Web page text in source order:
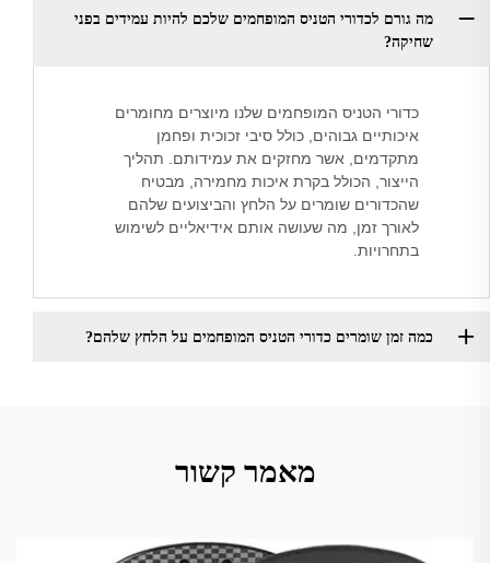
מה גורם לכדורי הטניס המופחמים שלכם להיות עמידים בפני
שחיקה?
כדורי הטניס המופחמים שלנו מיוצרים מחומרים
איכותיים גבוהים, כולל סיבי זכוכית ופחמן
מתקדמים, אשר מחזקים את עמידותם. תהליך
הייצור, הכולל בקרת איכות מחמירה, מבטיח
שהכדורים שומרים על הלחץ והביצועים שלהם
לאורך זמן, מה שעושה אותם אידיאליים לשימוש
בתחרויות.
כמה זמן שומרים כדורי הטניס המופחמים על הלחץ שלהם?
מאמר קשור